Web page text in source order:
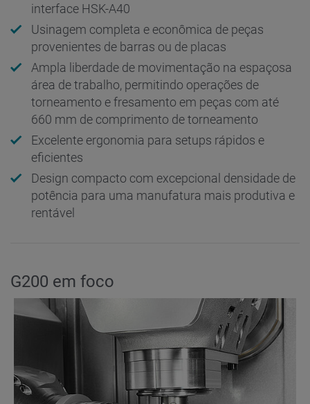
interface HSK-A40
Usinagem completa e econômica de peças
provenientes de barras ou de placas
Ampla liberdade de movimentação na espaçosa
área de trabalho, permitindo operações de
torneamento e fresamento em peças com até
660 mm de comprimento de torneamento
Excelente ergonomia para setups rápidos e
eficientes
Design compacto com excepcional densidade de
potência para uma manufatura mais produtiva e
rentável
G200 em foco